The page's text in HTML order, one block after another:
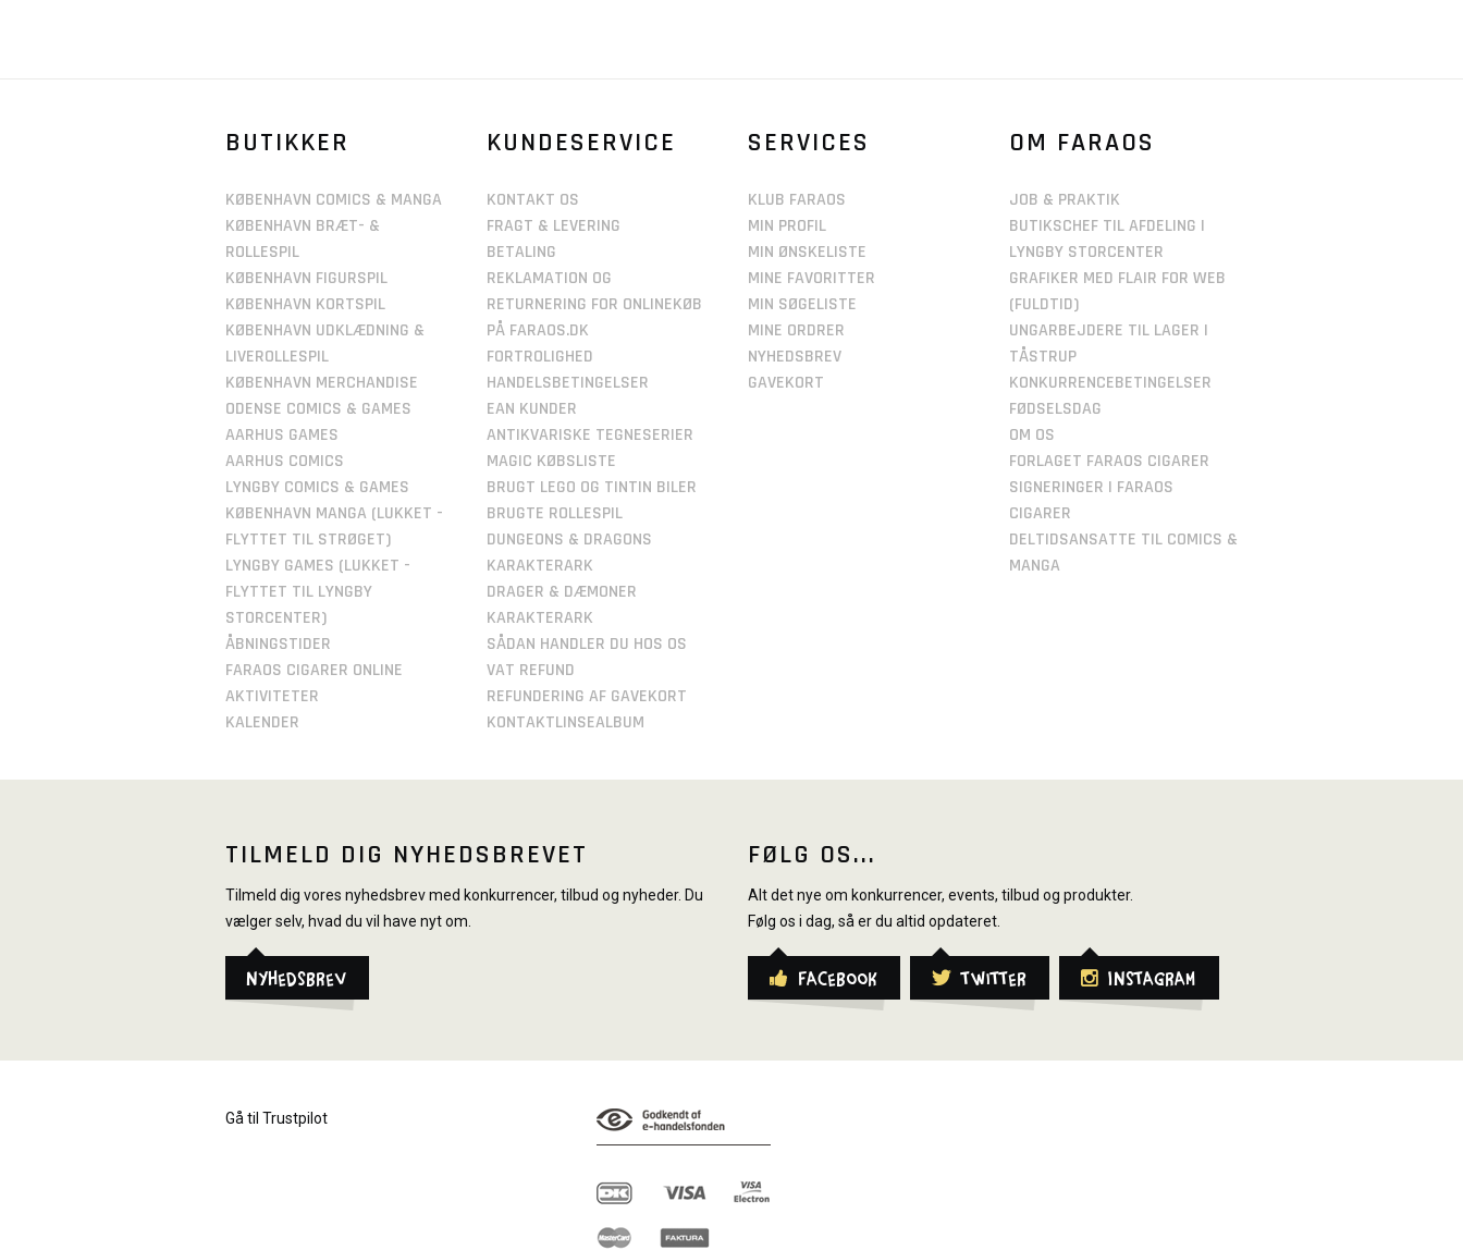
BUTIKKER
KØBENHAVN COMICS & MANGA
KØBENHAVN BRÆT- &
ROLLESPIL
KØBENHAVN FIGURSPIL
KØBENHAVN KORTSPIL
KØBENHAVN UDKLÆDNING &
LIVEROLLESPIL
KØBENHAVN MERCHANDISE
ODENSE COMICS & GAMES
AARHUS GAMES
AARHUS COMICS
LYNGBY COMICS & GAMES
KØBENHAVN MANGA (LUKKET -
FLYTTET TIL STRØGET)
LYNGBY GAMES (LUKKET -
FLYTTET TIL LYNGBY
STORCENTER)
ÅBNINGSTIDER
FARAOS CIGARER ONLINE
AKTIVITETER
KALENDER
KUNDESERVICE
KONTAKT OS
FRAGT & LEVERING
BETALING
REKLAMATION OG
RETURNERING FOR ONLINEKØB
PÅ FARAOS.DK
FORTROLIGHED
HANDELSBETINGELSER
EAN KUNDER
ANTIKVARISKE TEGNESERIER
MAGIC KØBSLISTE
BRUGT LEGO OG TINTIN BILER
BRUGTE ROLLESPIL
DUNGEONS & DRAGONS
KARAKTERARK
DRAGER & DÆMONER
KARAKTERARK
SÅDAN HANDLER DU HOS OS
VAT REFUND
REFUNDERING AF GAVEKORT
KONTAKTLINSEALBUM
SERVICES
KLUB FARAOS
MIN PROFIL
MIN ØNSKELISTE
MINE FAVORITTER
MIN SØGELISTE
MINE ORDRER
NYHEDSBREV
GAVEKORT
OM FARAOS
JOB & PRAKTIK
BUTIKSCHEF TIL AFDELING I
LYNGBY STORCENTER
GRAFIKER MED FLAIR FOR WEB
(FULDTID)
UNGARBEJDERE TIL LAGER I
TÅSTRUP
KONKURRENCEBETINGELSER
FØDSELSDAG
OM OS
FORLAGET FARAOS CIGARER
SIGNERINGER I FARAOS
CIGARER
DELTIDSANSATTE TIL COMICS &
MANGA
TILMELD DIG NYHEDSBREVET
Tilmeld dig vores nyhedsbrev med konkurrencer, tilbud og nyheder. Du
vælger selv, hvad du vil have nyt om.
Nyhedsbrev
FØLG OS...
Alt det nye om konkurrencer, events, tilbud og produkter.
Følg os i dag, så er du altid opdateret.
Facebook Twitter Instagram
Gå til Trustpilot